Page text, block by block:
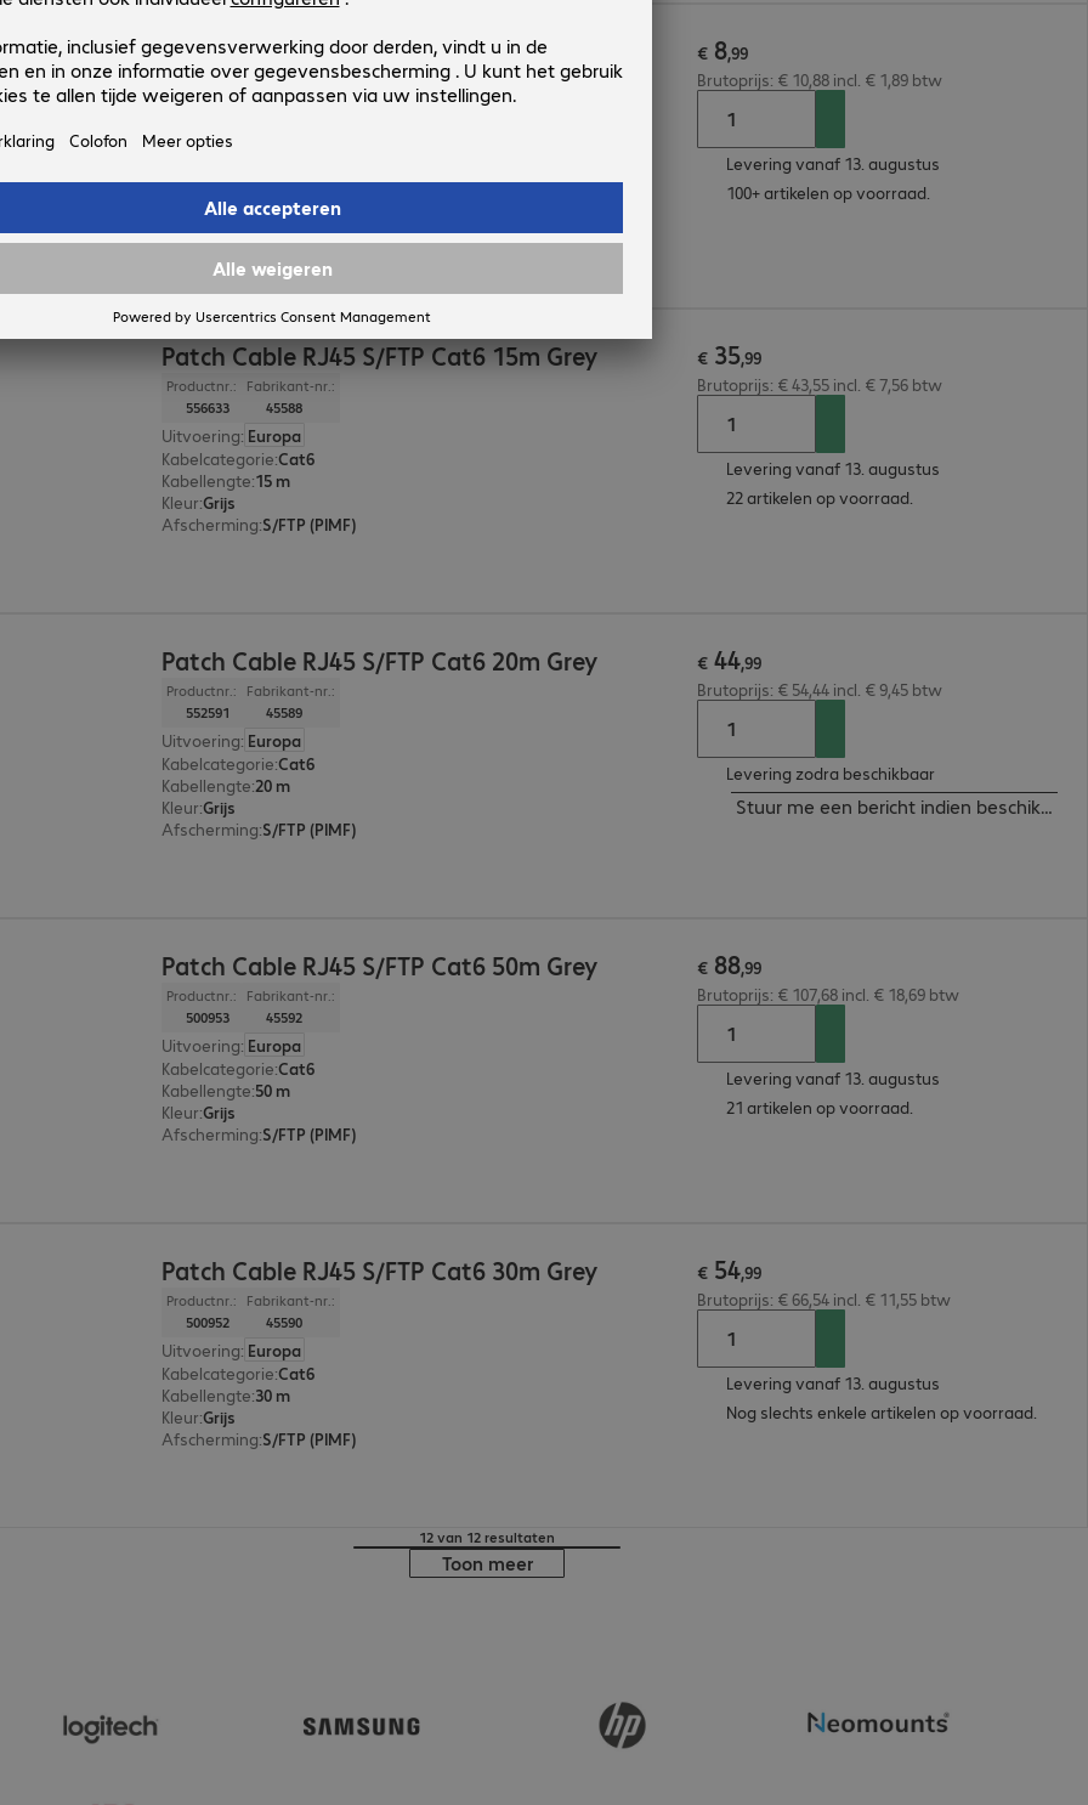
Patch Cable RJ45 S/FTP Cat6 0.3m Grey
Productnr.:
570854
Fabrikant-nr.:
45580
Uitvoering
Kabelcategorie
Grijs
Afscherming:S/FTP (PIMF)
€ 8,99
Brutoprijs: € 10,88 incl. € 1,89 btw
Levering vanaf 13. augustus
100+ artikelen op voorraad.
Patch Cable RJ45 S/FTP Cat6 15m Grey
Productnr.:
556633
Fabrikant-nr.:
45588
Uitvoering: Europa
Kabelcategorie:Cat6
Kabellengte:15 m
Kleur:Grijs
Afscherming:S/FTP (PIMF)
€ 35,99
Brutoprijs: € 43,55 incl. € 7,56 btw
Levering vanaf 13. augustus
22 artikelen op voorraad.
Patch Cable RJ45 S/FTP Cat6 20m Grey
Productnr.:
552591
Fabrikant-nr.:
45589
Uitvoering: Europa
Kabelcategorie:Cat6
Kabellengte:20 m
Kleur:Grijs
Afscherming:S/FTP (PIMF)
€ 44,99
Brutoprijs: € 54,44 incl. € 9,45 btw
Levering zodra beschikbaar
Stuur me een bericht indien beschikbaar
Patch Cable RJ45 S/FTP Cat6 50m Grey
Productnr.:
500953
Fabrikant-nr.:
45592
Uitvoering: Europa
Kabelcategorie:Cat6
Kabellengte:50 m
Kleur:Grijs
Afscherming:S/FTP (PIMF)
€ 88,99
Brutoprijs: € 107,68 incl. € 18,69 btw
Levering vanaf 13. augustus
21 artikelen op voorraad.
Patch Cable RJ45 S/FTP Cat6 30m Grey
Productnr.:
500952
Fabrikant-nr.:
45590
Uitvoering: Europa
Kabelcategorie:Cat6
Kabellengte:30 m
Kleur:Grijs
Afscherming:S/FTP (PIMF)
€ 54,99
Brutoprijs: € 66,54 incl. € 11,55 btw
Levering vanaf 13. augustus
Nog slechts enkele artikelen op voorraad.
12 van 12 resultaten
Toon meer